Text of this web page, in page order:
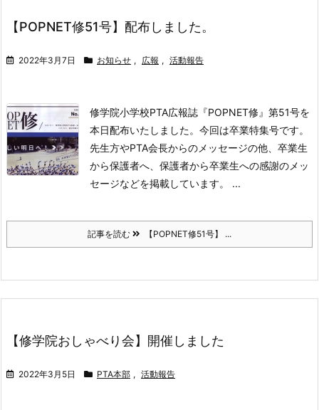
【POPNET修51号】配布しました。
2022年3月7日 お知らせ , 広報 , 活動報告
修学院小学校PTA広報誌『POPNET修』第51号を
本日配布いたしました。 今回は卒業特集号です。
先生方やPTA会長からのメッセージの他、卒業生
から保護者へ、保護者から卒業生への感謝のメッ
セージなどを掲載しています。 ...
記事を読む 【POPNET修51号】 ...
【修学院おしゃべり会】開催しました
2022年3月5日 PTA本部 , 活動報告